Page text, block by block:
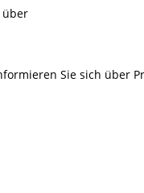
über
Sie sich über